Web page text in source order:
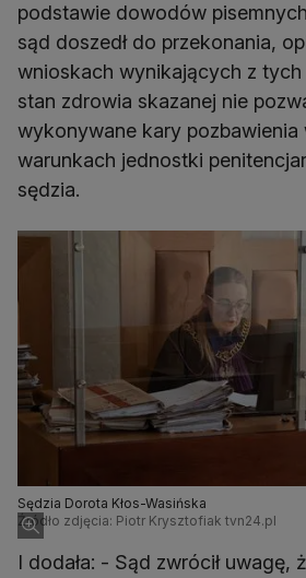
podstawie dowodów
sąd doszedł do przekonania,
wnioskach wynikających z
stan zdrowia skazanej nie
wykonywane kary pozbawienia
warunkach jednostki
sędzia.
Sędzia Dorota Kłos-Wasińska
Źródło zdjęcia: Piotr Krysztofiak tvn24.pl
I dodała: - Sąd zwrócił uwagę,